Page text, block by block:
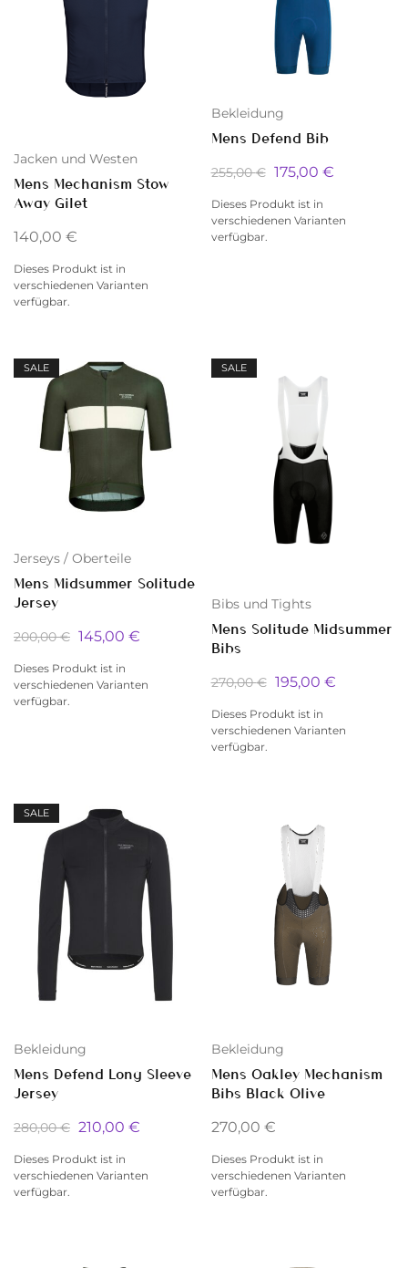
Jacken und Westen
Mens Mechanism Stow
Away Gilet
140,00 €
Dieses Produkt ist in
verschiedenen Varianten
verfügbar.
Bekleidung
Mens Defend Bib
255,00€ 175,00 €
Dieses Produkt ist in
verschiedenen Varianten
verfügbar.
SALE
Jerseys / Oberteile
Mens Midsummer Solitude
Jersey
200,00€ 145,00 €
Dieses Produkt ist in
verschiedenen Varianten
verfügbar.
SALE
Bibs und Tights
Mens Solitude Midsummer
Bibs
270,00€ 195,00 €
Dieses Produkt ist in
verschiedenen Varianten
verfügbar.
SALE
Bekleidung
Mens Defend Long Sleeve
Jersey
280,00€ 210,00 €
Dieses Produkt ist in
verschiedenen Varianten
verfügbar.
Bekleidung
Mens Oakley Mechanism
Bibs Black Olive
270,00 €
Dieses Produkt ist in
verschiedenen Varianten
verfügbar.